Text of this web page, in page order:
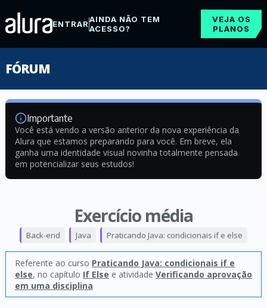
ENTRARAINDA NÃO TEM
ACESSO?
VEJA OS
PLANOS
FÓRUM
Importante
Você está vendo a versão anterior da nova experiência da
Alura que estamos preparando para você. Em breve, ela
ganha uma identidade visual novinha totalmente pensada
em potencializar seus estudos!
Exercício média
Back-end Java Praticando Java: condicionais if e else
Referente ao curso Praticando Java: condicionais if e
else, no capítulo If Else e atividade Verificando aprovação
em uma disciplina